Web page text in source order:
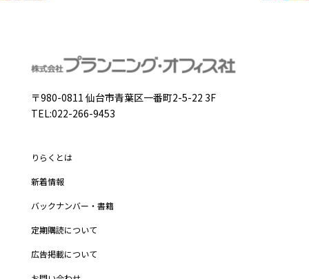
〒980-0811 仙台市青葉区一番町2-5-22 3F
TEL:022-266-9453
りらくとは
新着情報
バックナンバー・書籍
定期購読について
広告掲載について